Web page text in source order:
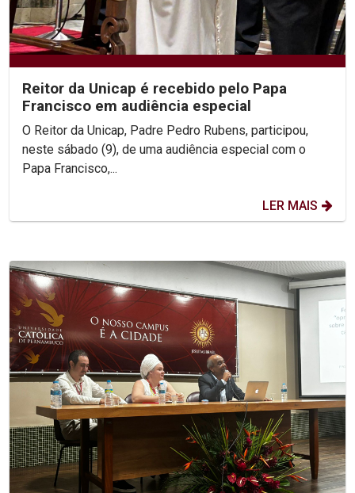
Reitor da Unicap é recebido pelo Papa
Francisco em audiência especial
O Reitor da Unicap, Padre Pedro Rubens, participou,
neste sábado (9), de uma audiência especial com o
Papa Francisco,...
LER MAIS